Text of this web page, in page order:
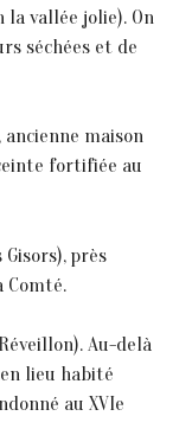
la vallée jolie). On
séchées et de
ancienne maison
fortifiée au
près
Comté.
Au-delà
lieu habité
au XVIe